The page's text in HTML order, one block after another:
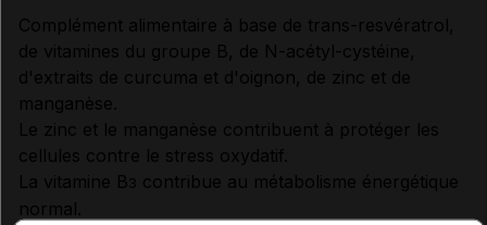
Complément alimentaire à base de trans-resvératrol,
de vitamines du groupe B, de N-acétyl-cystéine,
d'extraits de curcuma et d'oignon, de zinc et de
manganèse.
Le zinc et le manganèse contribuent à protéger les
cellules contre le stress oxydatif.
La vitamine B3 contribue au métabolisme énergétique
normal.